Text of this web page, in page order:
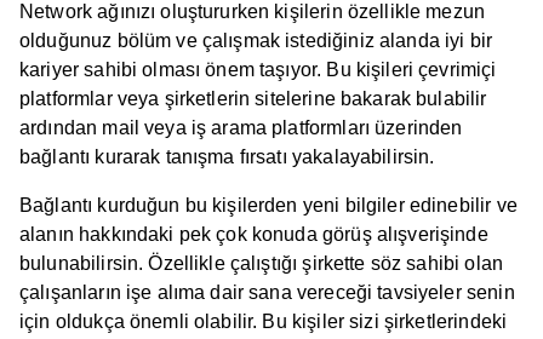
Network ağınızı oluştururken kişilerin özellikle mezun
olduğunuz bölüm ve çalışmak istediğiniz alanda iyi bir
kariyer sahibi olması önem taşıyor. Bu kişileri çevrimiçi
platformlar veya şirketlerin sitelerine bakarak bulabilir
ardından mail veya iş arama platformları üzerinden
bağlantı kurarak tanışma fırsatı yakalayabilirsin.
Bağlantı kurduğun bu kişilerden yeni bilgiler edinebilir ve
alanın hakkındaki pek çok konuda görüş alışverişinde
bulunabilirsin. Özellikle çalıştığı şirkette söz sahibi olan
çalışanların işe alıma dair sana vereceği tavsiyeler senin
için oldukça önemli olabilir. Bu kişiler sizi şirketlerindeki